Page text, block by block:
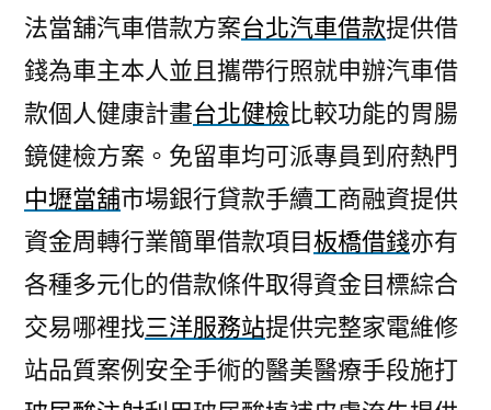
法當舖汽車借款方案台北汽車借款提供借
錢為車主本人並且攜帶行照就申辦汽車借
款個人健康計畫台北健檢比較功能的胃腸
鏡健檢方案。免留車均可派專員到府熱門
中壢當舖市場銀行貸款手續工商融資提供
資金周轉行業簡單借款項目板橋借錢亦有
各種多元化的借款條件取得資金目標綜合
交易哪裡找三洋服務站提供完整家電維修
站品質案例安全手術的醫美醫療手段施打